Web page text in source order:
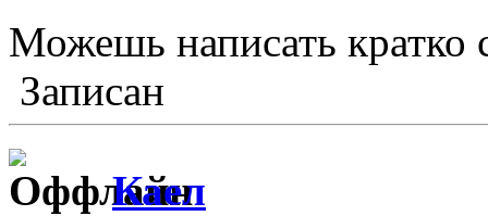
Можешь написать кратко
Записан
Каел